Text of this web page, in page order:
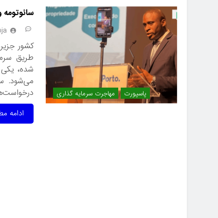
پاسپورت مهاجرت سرمایه گذاری
سائوتومه
کشور
شده،
می‌شود.
درخواست‌ها تنها ۶
ادامه